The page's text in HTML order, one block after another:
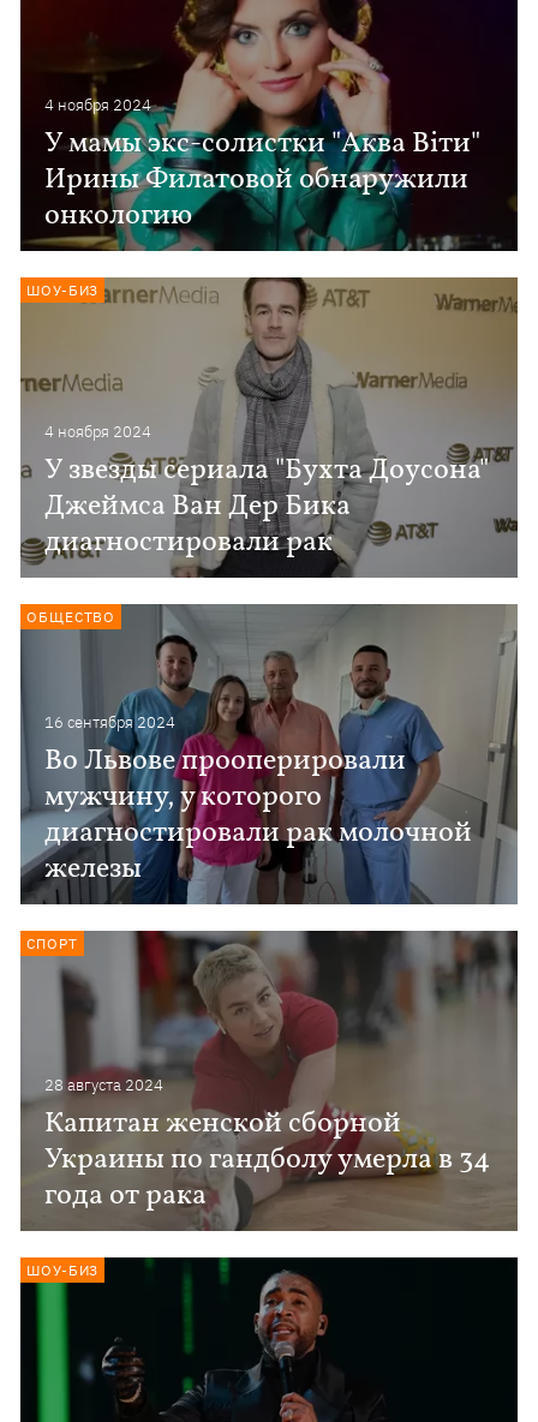
4 ноября 2024
У мамы экс-солистки "Аква Віти"
Ирины Филатовой обнаружили
онкологию
4 ноября 2024
У звезды сериала "Бухта Доусона"
Джеймса Ван Дер Бика
диагностировали рак
ШОУ-БИЗ
16 сентября 2024
Во Львове прооперировали
мужчину, у которого
диагностировали рак молочной
железы
ОБЩЕСТВО
28 августа 2024
Капитан женской сборной
Украины по гандболу умерла в 34
года от рака
СПОРТ
ШОУ-БИЗ